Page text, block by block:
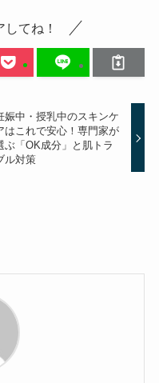
てね！
娠中・授乳中のスキンケ
はこれで安心！専門家が
ぶ「OK成分」と肌トラ
ル対策